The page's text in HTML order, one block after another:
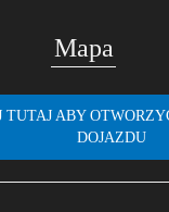
Mapa
TUTAJ ABY
DOJAZDU